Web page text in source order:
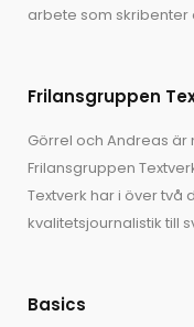
arbete som skribenter
Frilansgruppen
Görrel och Andreas
Frilansgruppen
Textverk har i över
kvalitetsjournalistik till
Basics